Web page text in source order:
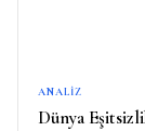
ANALIZ
Dünya